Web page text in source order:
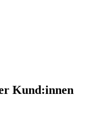
Kund:innen